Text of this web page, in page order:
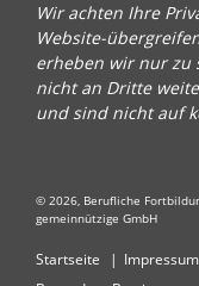
Wir achten Ihre
Website-
erheben wir nur zu
nicht an Dritte
und sind nicht auf
© 2026, Berufliche
gemeinnützige GmbH
Startseite Impressum